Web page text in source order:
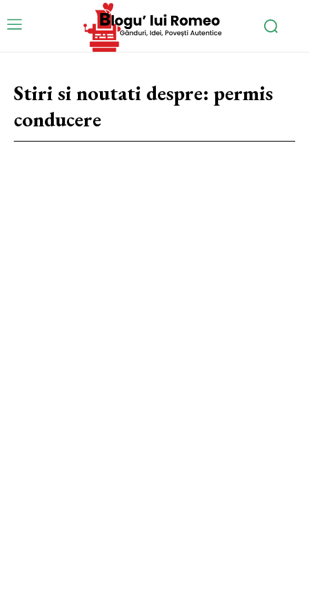
Stiri si noutati despre: permis
conducere